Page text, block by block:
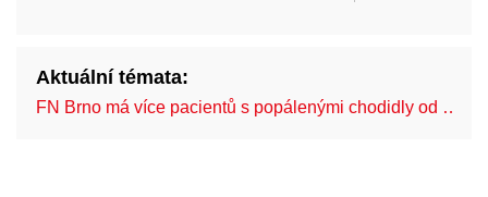
Aktuální témata:
FN Brno má více pacientů s popálenými chodidly od …